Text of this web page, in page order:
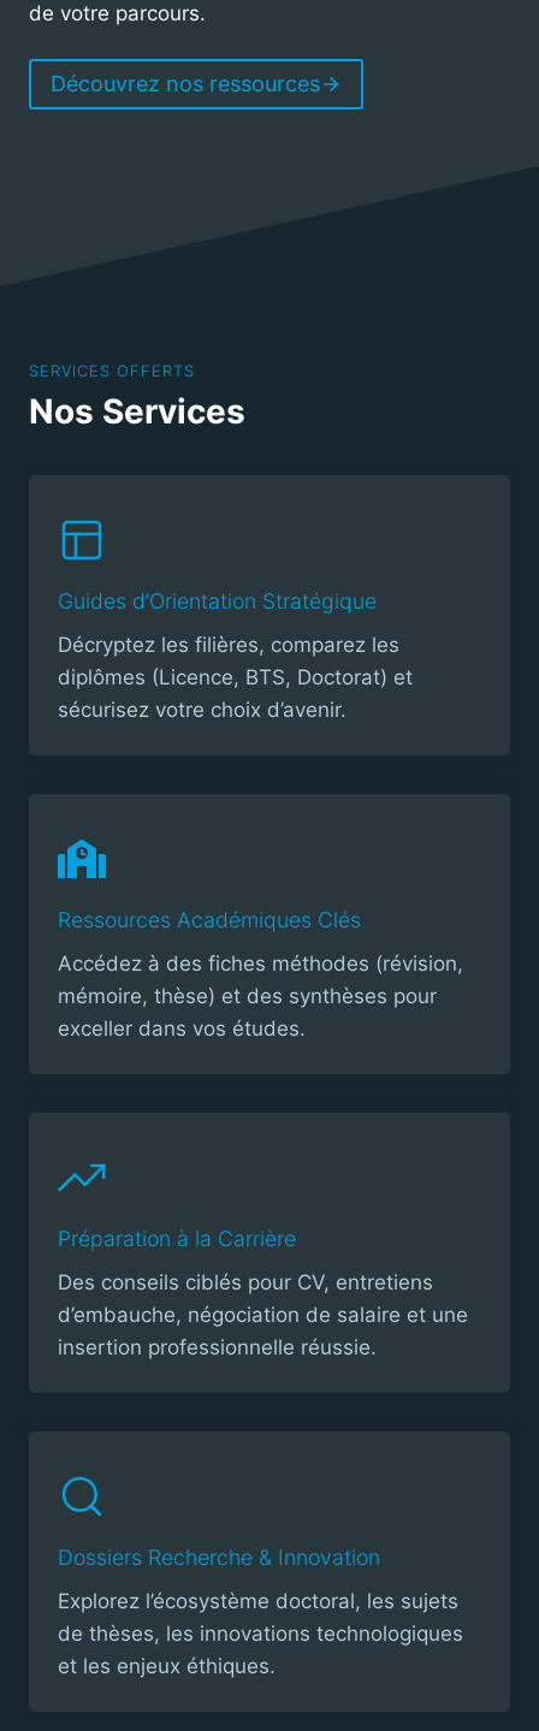
de votre parcours.
Découvrez nos ressources
SERVICES OFFERTS
Nos Services
Guides d’Orientation Stratégique
Décryptez les filières, comparez les
diplômes (Licence, BTS, Doctorat) et
sécurisez votre choix d’avenir.
Ressources Académiques Clés
Accédez à des fiches méthodes (révision,
mémoire, thèse) et des synthèses pour
exceller dans vos études.
Préparation à la Carrière
Des conseils ciblés pour CV, entretiens
d’embauche, négociation de salaire et une
insertion professionnelle réussie.
Dossiers Recherche & Innovation
Explorez l’écosystème doctoral, les sujets
de thèses, les innovations technologiques
et les enjeux éthiques.